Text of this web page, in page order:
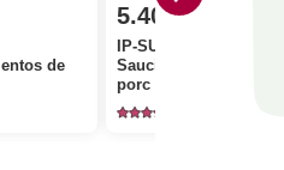
de
5.40
IP-SUISSE De la région
Saucisse à rôtir de
porc